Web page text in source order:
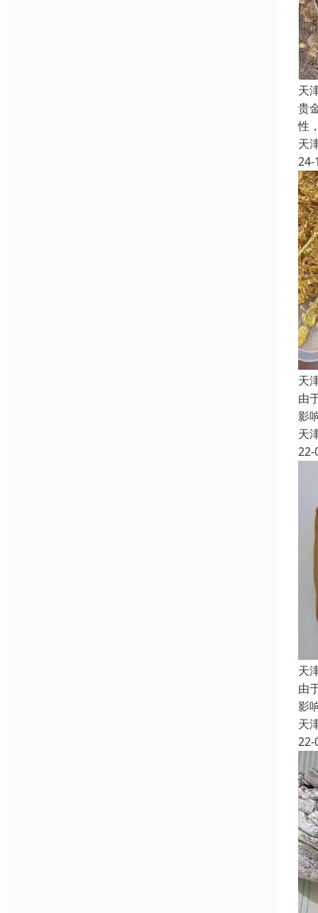
天
贵
性
天
24-
天
由
影
天
22-
天
由
影
天
22-